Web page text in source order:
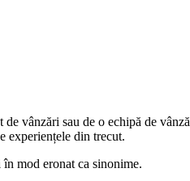
vânzări sau de o echipă de
experiențele din trecut.
în mod eronat ca sinonime.